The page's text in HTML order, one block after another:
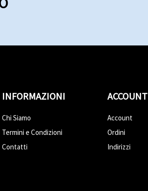
INFORMAZIONI
Chi Siamo
Termini e Condizioni
Contatti
ACCOUNT
Account
Ordini
Indirizzi